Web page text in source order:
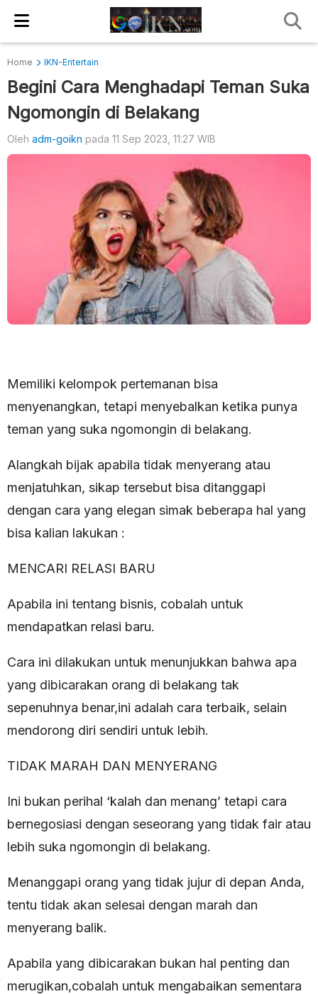
Home IKN-Entertain
Begini Cara Menghadapi Teman Suka
Ngomongin di Belakang
Oleh adm-goikn pada 11 Sep 2023, 11:27 WIB
Memiliki kelompok pertemanan bisa
menyenangkan, tetapi menyebalkan ketika punya
teman yang suka ngomongin di belakang.
Alangkah bijak apabila tidak menyerang atau
menjatuhkan, sikap tersebut bisa ditanggapi
dengan cara yang elegan simak beberapa hal yang
bisa kalian lakukan :
MENCARI RELASI BARU
Apabila ini tentang bisnis, cobalah untuk
mendapatkan relasi baru.
Cara ini dilakukan untuk menunjukkan bahwa apa
yang dibicarakan orang di belakang tak
sepenuhnya benar,ini adalah cara terbaik, selain
mendorong diri sendiri untuk lebih.
TIDAK MARAH DAN MENYERANG
Ini bukan perihal ‘kalah dan menang’ tetapi cara
bernegosiasi dengan seseorang yang tidak fair atau
lebih suka ngomongin di belakang.
Menanggapi orang yang tidak jujur di depan Anda,
tentu tidak akan selesai dengan marah dan
menyerang balik.
Apabila yang dibicarakan bukan hal penting dan
merugikan,cobalah untuk mengabaikan sementara